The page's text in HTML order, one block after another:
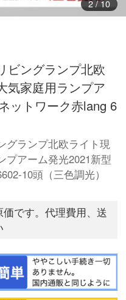
3/10
ビングランプ北欧
気家庭用ランプア
ットワーク赤lang 6
グランプ北欧ライト現
プアーム発光2021新型
10頭（三色調光）
です。代理費用、送